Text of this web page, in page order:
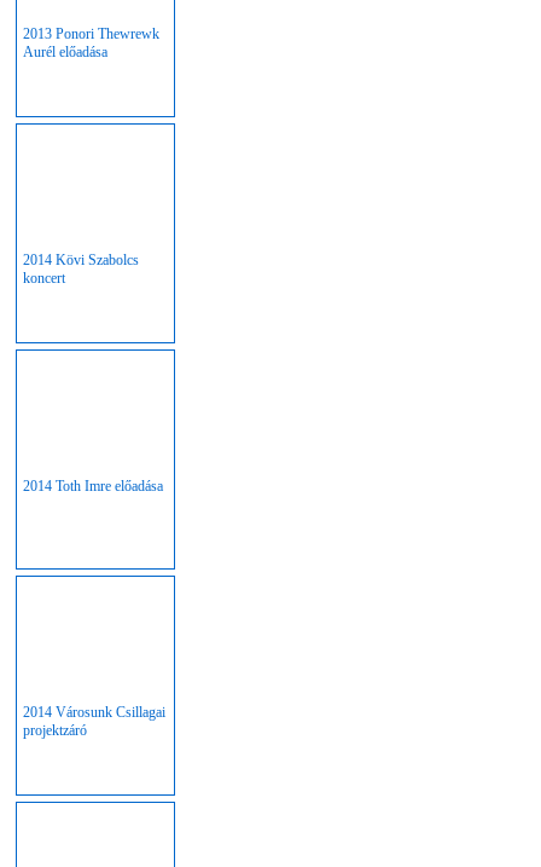
2013 Ponori Thewrewk
Aurél előadása
2014 Kövi Szabolcs
koncert
2014 Toth Imre előadása
2014 Városunk Csillagai
projektzáró